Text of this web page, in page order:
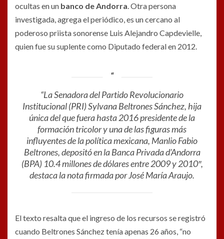
ocultas en un banco de Andorra . Otra persona
investigada, agrega el periódico, es un cercano al
poderoso priista sonorense Luis Alejandro Capdevielle,
quien fue su suplente como Diputado federal en 2012.
“La Senadora del Partido Revolucionario
Institucional (PRI) Sylvana Beltrones Sánchez, hija
única del que fuera hasta 2016 presidente de la
formación tricolor y una de las figuras más
influyentes de la política mexicana, Manlio Fabio
Beltrones, depositó en la Banca Privada d’Andorra
(BPA) 10.4 millones de dólares entre 2009 y 2010″,
destaca la nota firmada por José María Araujo.
El texto resalta que el ingreso de los recursos se registró
cuando Beltrones Sánchez tenía apenas 26 años, “no